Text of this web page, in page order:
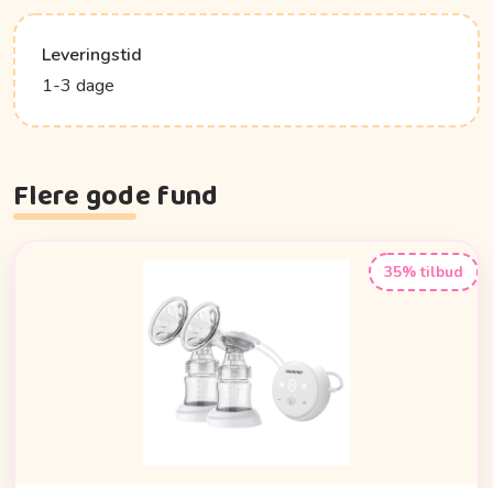
Leveringstid
1-3 dage
Flere gode fund
35% tilbud